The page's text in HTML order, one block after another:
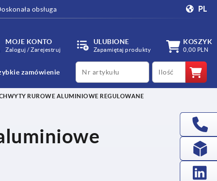
obsługa PL
MOJE KONTO
Zaloguj / Zarejestruj
ULUBIONE
Zapamiętaj produkty
KOSZYK
0,00 PLN
zamówienie
productCode qty
RUROWE ALUMINIOWE REGULOWANE